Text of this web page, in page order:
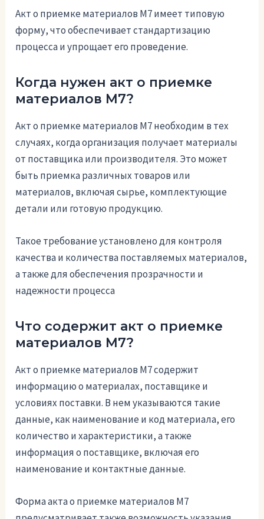
Акт о приемке материалов М7 имеет типовую
форму, что обеспечивает стандартизацию
процесса и упрощает его проведение.
Когда нужен акт о приемке
материалов М7?
Акт о приемке материалов М7 необходим в тех
случаях, когда организация получает материалы
от поставщика или производителя. Это может
быть приемка различных товаров или
материалов, включая сырье, комплектующие
детали или готовую продукцию.
Такое требование установлено для контроля
качества и количества поставляемых материалов,
а также для обеспечения прозрачности и
надежности процесса
Что содержит акт о приемке
материалов М7?
Акт о приемке материалов М7 содержит
информацию о материалах, поставщике и
условиях поставки. В нем указываются такие
данные, как наименование и код материала, его
количество и характеристики, а также
информация о поставщике, включая его
наименование и контактные данные.
Форма акта о приемке материалов М7